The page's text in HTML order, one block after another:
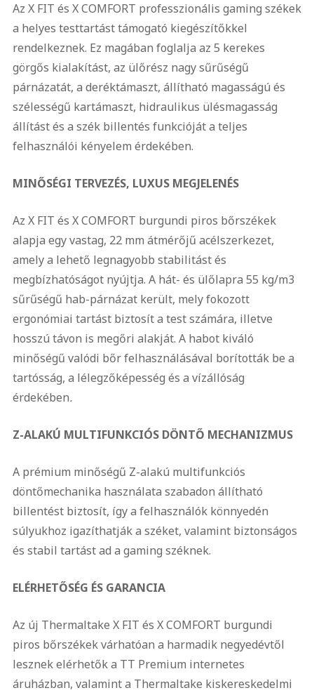
Az X FIT és X COMFORT professzionális gaming székek
a helyes testtartást támogató kiegészítőkkel
rendelkeznek. Ez magában foglalja az 5 kerekes
görgős kialakítást, az ülőrész nagy sűrűségű
párnázatát, a deréktámaszt, állítható magasságú és
szélességű kartámaszt, hidraulikus ülésmagasság
állítást és a szék billentés funkcióját a teljes
felhasználói kényelem érdekében.
MINŐSÉGI TERVEZÉS, LUXUS MEGJELENÉS
Az X FIT és X COMFORT burgundi piros bőrszékek
alapja egy vastag, 22 mm átmérőjű acélszerkezet,
amely a lehető legnagyobb stabilitást és
megbízhatóságot nyújtja. A hát- és ülőlapra 55 kg/m3
sűrűségű hab-párnázat került, mely fokozott
ergonómiai tartást biztosít a test számára, illetve
hosszú távon is megőri alakját. A habot kiváló
minőségű valódi bőr felhasználásával borították be a
tartósság, a lélegzőképesség és a vízállóság
érdekében.
Z-ALAKÚ MULTIFUNKCIÓS DÖNTŐ MECHANIZMUS
A prémium minőségű Z-alakú multifunkciós
döntőmechanika használata szabadon állítható
billentést biztosít, így a felhasználók könnyedén
súlyukhoz igazíthatják a széket, valamint biztonságos
és stabil tartást ad a gaming széknek.
ELÉRHETŐSÉG ÉS GARANCIA
Az új Thermaltake X FIT és X COMFORT burgundi
piros bőrszékek várhatóan a harmadik negyedévtől
lesznek elérhetők a TT Premium internetes
áruházban, valamint a Thermaltake kiskereskedelmi